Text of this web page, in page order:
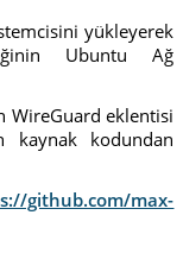
yükleyerek
Ubuntu Ağ
WireGuard eklentisi
kaynak kodundan
github.com/max-